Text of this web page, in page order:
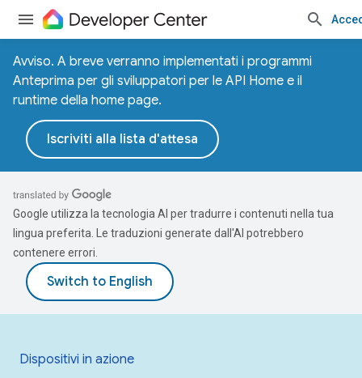
Avviso. A breve verranno implementati i programmi
Anteprima per gli sviluppatori per le API Home e il
runtime della home page.
Iscriviti alla lista d'attesa
Google utilizza la tecnologia AI per tradurre i contenuti nella tua
lingua preferita. Le traduzioni generate dall'AI potrebbero
contenere errori.
Dispositivi in azione